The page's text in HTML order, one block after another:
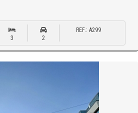
3 2
REF.: A299